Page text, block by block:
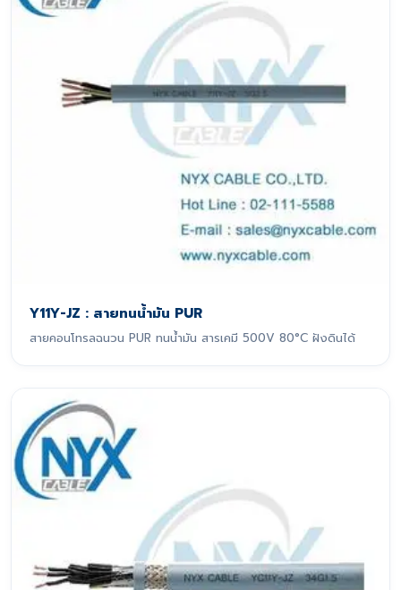
Y11Y-JZ : สายทนน้ำมัน PUR
สายคอนโทรลฉนวน PUR ทนน้ำมัน สารเคมี 500V 80°C ฝังดินได้